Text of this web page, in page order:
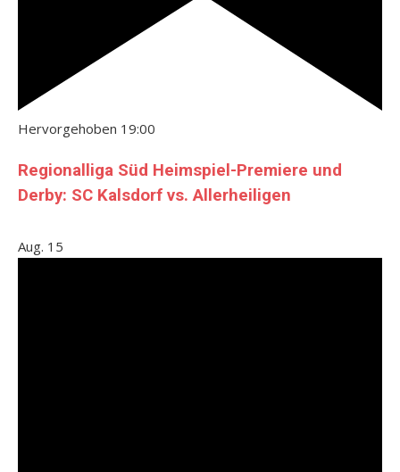
Hervorgehoben 19:00
Regionalliga Süd Heimspiel-Premiere und
Derby: SC Kalsdorf vs. Allerheiligen
Aug. 15